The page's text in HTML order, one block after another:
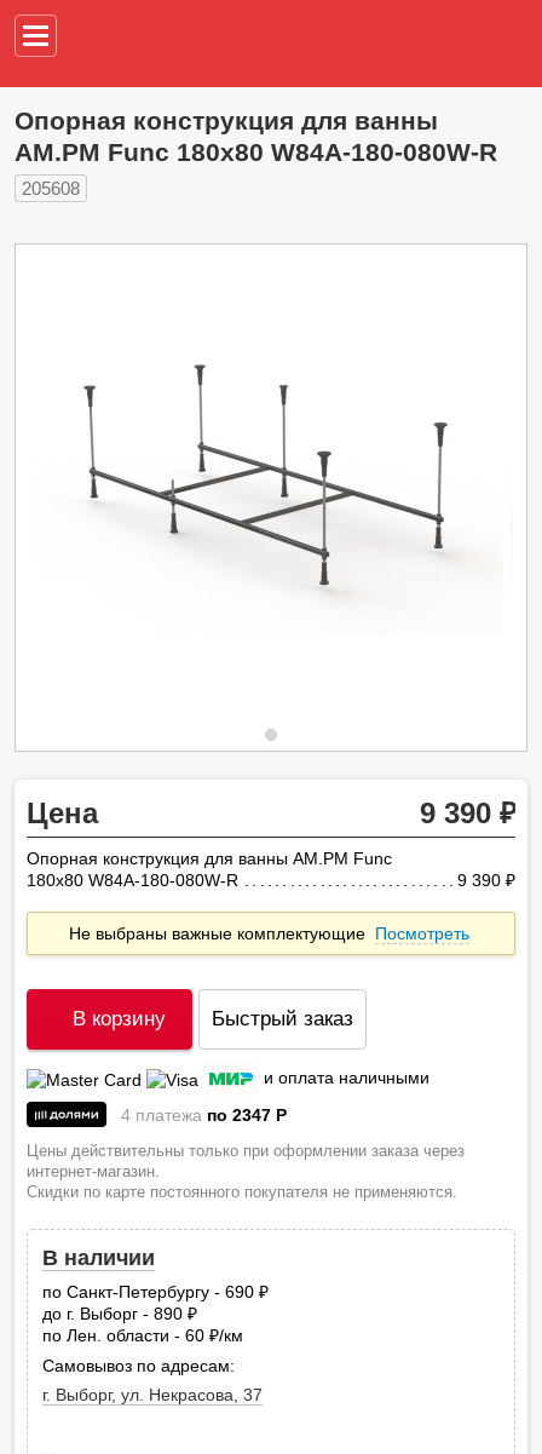
Опорная конструкция для ванны
AM.PM Func 180х80 W84A-180-080W-R
205608
Цена 9 390
Опорная конструкция для ванны AM.PM Func
180х80 W84A-180-080W-R
9 390
Не выбраны важные комплектующие Посмотреть
В корзину Быстрый заказ
и оплата наличными
4 платежа по 2347 P
Цены действительны только при оформлении заказа через
интернет-магазин.
Скидки по карте постоянного покупателя не применяются.
В наличии
по Санкт-Петербургу - 690
до г. Выборг - 890
по Лен. области - 60
руб.
/км
Самовывоз по адресам:
г. Выборг, ул. Некрасова, 37